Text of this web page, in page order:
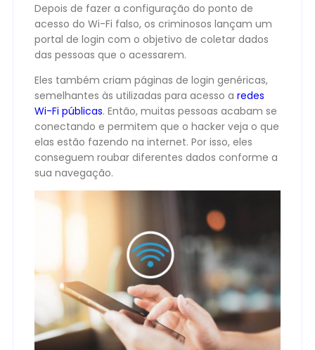
Depois de fazer a configuração do ponto de
acesso do Wi-Fi falso, os criminosos lançam um
portal de login com o objetivo de coletar dados
das pessoas que o acessarem.
Eles também criam páginas de login genéricas,
semelhantes às utilizadas para acesso a redes
Wi-Fi públicas. Então, muitas pessoas acabam se
conectando e permitem que o hacker veja o que
elas estão fazendo na internet. Por isso, eles
conseguem roubar diferentes dados conforme a
sua navegação.